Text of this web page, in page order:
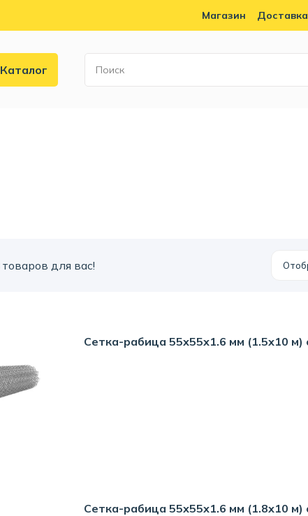
Магазин Доставка
Каталог
товаров для вас!
Сетка-рабица 55х55х1.6 мм (1.5х10 м)
Сетка-рабица 55х55х1.6 мм (1.8х10 м)